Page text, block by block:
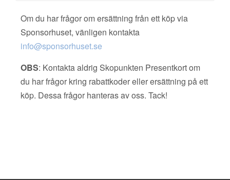
Om du har frågor om ersättning från ett köp via
Sponsorhuset, vänligen kontakta
info@sponsorhuset.se
OBS: Kontakta aldrig Skopunkten Presentkort om
du har frågor kring rabattkoder eller ersättning på ett
köp. Dessa frågor hanteras av oss. Tack!